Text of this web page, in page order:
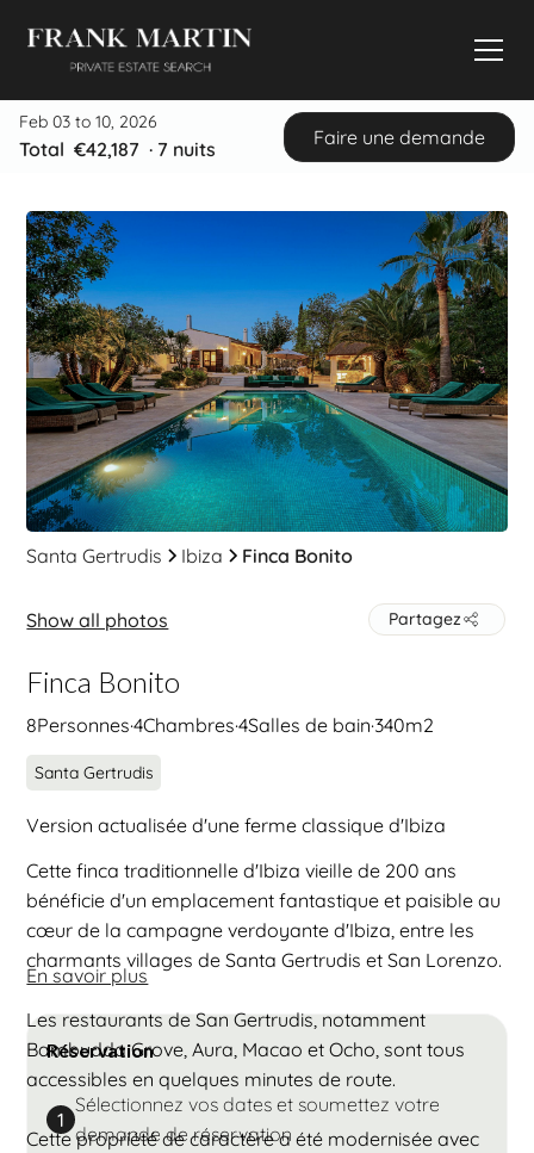
Feb 03 to 10, 2026
Total €42,187 · 7 nuits
Faire une demande
Santa Gertrudis Ibiza Finca Bonito
Show all photos
Finca Bonito
8Personnes·4Chambres·4Salles de bain·340m2
Santa Gertrudis
Partagez
Version actualisée d'une ferme classique d'Ibiza
Cette finca traditionnelle d'Ibiza vieille de 200 ans
bénéficie d'un emplacement fantastique et paisible au
cœur de la campagne verdoyante d'Ibiza, entre les
charmants villages de Santa Gertrudis et San Lorenzo.
Les restaurants de San Gertrudis, notamment
Bambudda Grove, Aura, Macao et Ocho, sont tous
accessibles en quelques minutes de route.
Cette propriété de caractère a été modernisée avec
En savoir plus
Réservation
1
Sélectionnez vos dates et soumettez votre
demande de réservation